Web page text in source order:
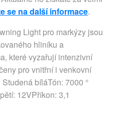
se na další informace.
Light pro markýzy jsou
hliníku a
které vyzařují intenzivní
pro vnitřní i venkovní
bíláTón: 7000 °
12VPříkon: 3,1